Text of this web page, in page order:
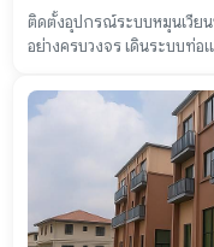
ติดตั้งอุปกรณ์ระบบหมุนเวีย
อย่างครบวงจร เดินระบบท่อ